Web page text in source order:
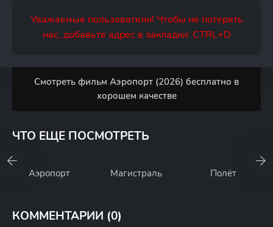
Уважаемые пользователи! Чтобы не потерять
нас, добавьте адрес в закладки: CTRL+D
Смотреть фильм Аэропорт (2026) бесплатно в
хорошем качестве
ЧТО ЕЩЕ ПОСМОТРЕТЬ
Аэропорт Магистраль Полёт
КОММЕНТАРИИ (0)